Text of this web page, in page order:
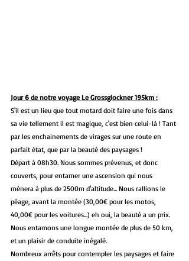
Jour 6 de notre voyage Le Grossglockner 195km :
S'il est un lieu que tout motard doit faire une fois dans
sa vie tellement il est magique, c'est bien celui-là ! Tant
par les enchainements de virages sur une route en
parfait état, que par la beauté des paysages !
Départ à 08h30. Nous sommes prévenus, et donc
couverts, pour entamer une ascension qui nous
mènera à plus de 2500m d'altitude... Nous rallions le
péage, avant la montée (30,00€ pour les motos,
40,00€ pour les voitures...) eh oui, la beauté a un prix.
Nous entamons une longue montée de plus de 50 km,
et un plaisir de conduite inégalé.
Nombreux arrêts pour contempler les paysages et faire